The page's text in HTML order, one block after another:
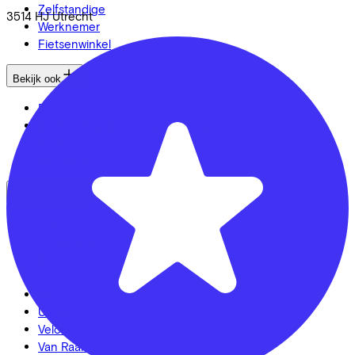
3514 HJ Utrecht
Zelfstandige
Werknemer
Fietsenwinkel
Bekijk ook
Dealer locator
Fiets leasen? Bereken je kosten
Urban Arrow
Veloretti
Van Raam